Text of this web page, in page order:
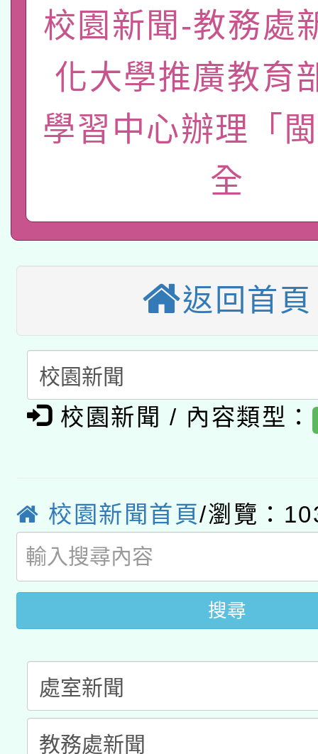
國立臺灣師範大學辦理
年度健康促進學校輔導
業成長研習」實施計畫
函轉國家教育研究院中
原住民族教育政策研討
族教育國際趨勢與發展
新北市政府教育局辦理
師專業成長研習實施計
方素養工作坊新北場」
函轉國立臺灣師範大學
族語言臺北學習中心
「族語學習班」招生簡
轉知有關國立成功大學
文教學共融平台-教案
年度COVID-19疫苗接
接種對象擴大為「滿6
月28日止
轉知經濟部水利署委託
用水績優單位及節水達
115年8月22日(星期六
桃園市孔廟祈福系列
開 智慧啟航」
2026年桃園地景藝術
「2026桃園藝術巡演
關事宜
轉知教育部國民及學前
國立臺灣師範大學辦理
年度健康促進學校輔導
函轉國家教育研究院中
原住民族教育政策研討
轉知教育部國民及學前
方素養工作坊新北場」
函轉國立臺灣師範大學
「族語學習班」招生簡
文教學共融平台-教案
件」活動簡章
教育部國民及學前教育
年度COVID-19疫苗接
接種對象擴大為「滿6
接種之民眾」措施，延
月28日止
校園新聞-教務處
化大學推廣教育
學習中心辦理「
全
返回首頁
校園新聞 / 內容類型：
校園新聞首頁/瀏覽：
搜尋